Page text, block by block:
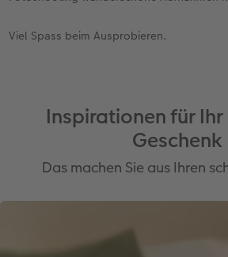
Viel Spass beim Ausprobieren.
Inspirationen für
Geschenk
Das machen Sie aus Ihren